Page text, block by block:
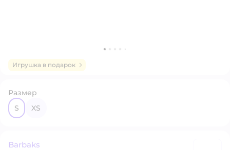
Игрушка в подарок
Размер
S
XS
Barbaks